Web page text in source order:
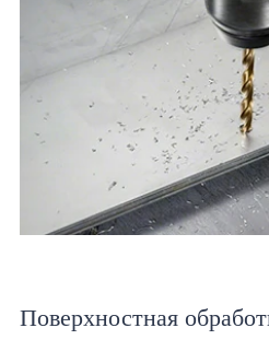
Поверхностная